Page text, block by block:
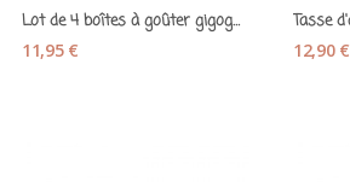
Lot de 4 boîtes à goûter gigognes « Dinosaures »
11,95 €
12,90 €